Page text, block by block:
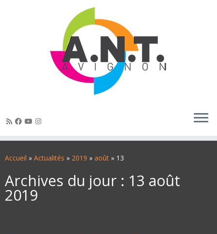
auAccueil » Actualités » 2019 » août » 13
Archives du jour : 13 août
2019